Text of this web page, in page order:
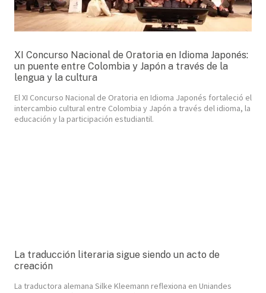
XI Concurso Nacional de Oratoria en Idioma Japonés:
un puente entre Colombia y Japón a través de la
lengua y la cultura
El XI Concurso Nacional de Oratoria en Idioma Japonés fortaleció el
intercambio cultural entre Colombia y Japón a través del idioma, la
educación y la participación estudiantil.
La traducción literaria sigue siendo un acto de
creación
La traductora alemana Silke Kleemann reflexiona en Uniandes